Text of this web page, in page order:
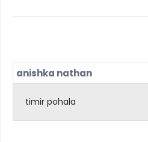
anishka nathan
timir pohala